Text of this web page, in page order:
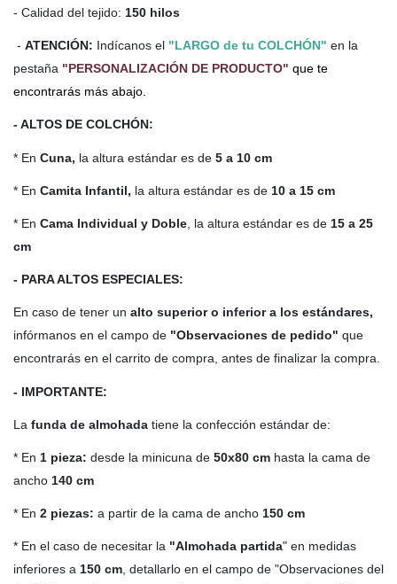
- Calidad del tejido: 150 hilos
- ATENCIÓN: Indícanos el "LARGO de tu COLCHÓN" en la
pestaña "PERSONALIZACIÓN DE PRODUCTO" que te
encontrarás más abajo.
- ALTOS DE COLCHÓN:
* En Cuna, la altura estándar es de 5 a 10 cm
* En Camita Infantil, la altura estándar es de 10 a 15 cm
* En Cama Individual y Doble , la altura estándar es de 15 a 25
cm
- PARA ALTOS ESPECIALES:
En caso de tener un alto superior o inferior a los estándares,
infórmanos en el campo de "Observaciones de pedido" que
encontrarás en el carrito de compra, antes de finalizar la compra.
- IMPORTANTE:
La funda de almohada tiene la confección estándar de:
* En 1 pieza: desde la minicuna de 50x80 cm hasta la cama de
ancho 140 cm
* En 2 piezas: a partir de la cama de ancho 150 cm
* En el caso de necesitar la "Almohada partida" en medidas
inferiores a 150 cm, detallarlo en el campo de "Observaciones del